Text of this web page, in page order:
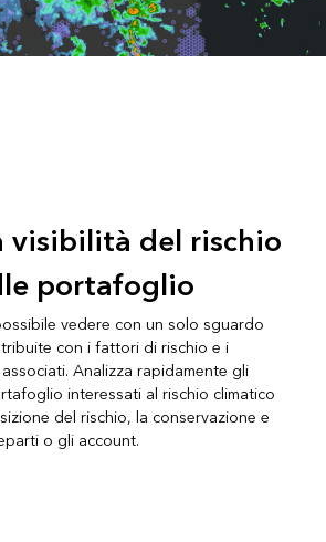
del rischio
portafoglio
vedere con un solo sguardo
con i fattori di rischio e i
Analizza rapidamente gli
interessati al rischio climatico
del rischio, la conservazione e
o gli account.